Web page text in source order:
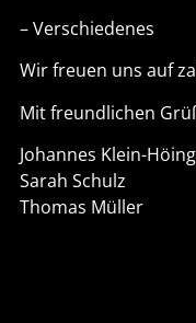
– Verschiedenes
Wir freuen uns auf
Mit freundlichen
Johannes Klein-
Sarah Schulz
Thomas Müller